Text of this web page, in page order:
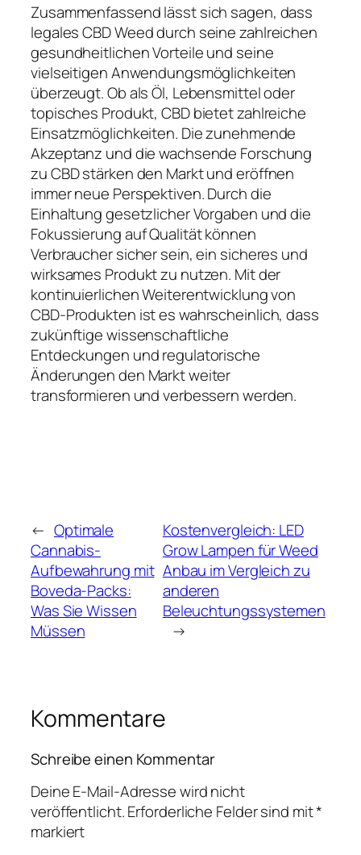
Zusammenfassend lässt sich sagen, dass
legales CBD Weed durch seine zahlreichen
gesundheitlichen Vorteile und seine
vielseitigen Anwendungsmöglichkeiten
überzeugt. Ob als Öl, Lebensmittel oder
topisches Produkt, CBD bietet zahlreiche
Einsatzmöglichkeiten. Die zunehmende
Akzeptanz und die wachsende Forschung
zu CBD stärken den Markt und eröffnen
immer neue Perspektiven. Durch die
Einhaltung gesetzlicher Vorgaben und die
Fokussierung auf Qualität können
Verbraucher sicher sein, ein sicheres und
wirksames Produkt zu nutzen. Mit der
kontinuierlichen Weiterentwicklung von
CBD-Produkten ist es wahrscheinlich, dass
zukünftige wissenschaftliche
Entdeckungen und regulatorische
Änderungen den Markt weiter
transformieren und verbessern werden.
← Optimale
Cannabis-
Aufbewahrung mit
Boveda-Packs:
Was Sie Wissen
Müssen
Kostenvergleich: LED
Grow Lampen für Weed
Anbau im Vergleich zu
anderen
Beleuchtungssystemen
→
Kommentare
Schreibe einen Kommentar
Deine E-Mail-Adresse wird nicht
veröffentlicht.Erforderliche Felder sind mit*
markiert